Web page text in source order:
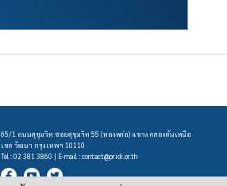
65/1 ถนนสุขุมวิท ซอยสุขุมวิท 55 (ทองหล่อ) แขวง คลองตันเหนือ
เขต วัฒนา กรุงเทพฯ 10110
Tel : 02 381 3860 | E-mail :contact@pridi.or.th